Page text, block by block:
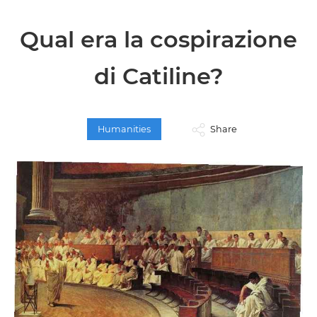
Qual era la cospirazione
di Catiline?
Humanities Share